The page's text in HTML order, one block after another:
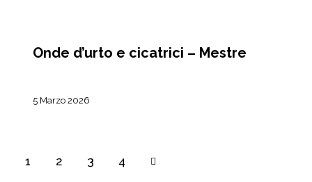
Onde d’urto e cicatrici – Mestre
5 Marzo 2026
1 2 3 4